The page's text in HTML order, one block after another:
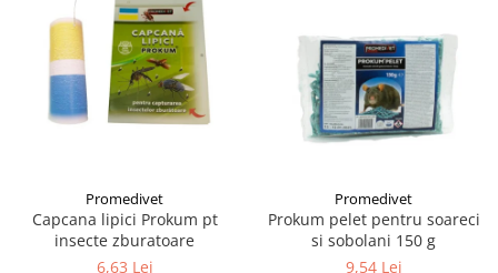
Promedivet
Capcana lipici Prokum pt
insecte zburatoare
6,63 Lei
Promedivet
Prokum pelet pentru soareci
si sobolani 150 g
9,54 Lei